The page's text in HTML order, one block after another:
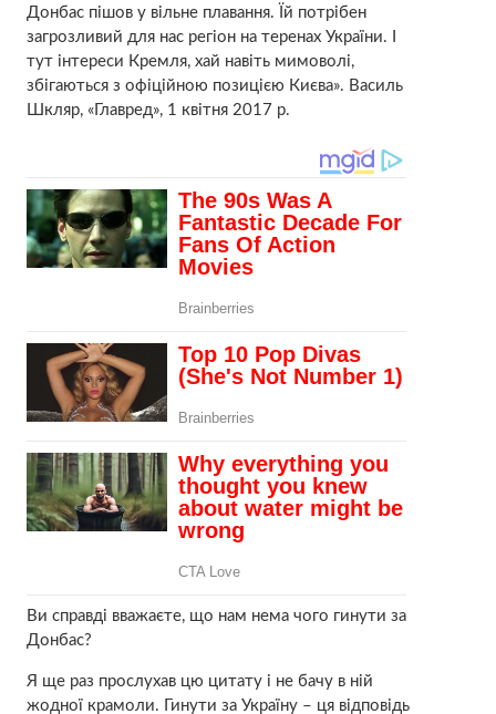
Донбас пішов у вільне плавання. Їй потрібен
загрозливий для нас регіон на теренах України. І
тут інтереси Кремля, хай навіть мимоволі,
збігаються з офіційною позицією Києва». Василь
Шкляр, «Главред», 1 квітня 2017 р.
Ви справді вважаєте, що нам нема чого гинути за
Донбас?
Я ще раз прослухав цю цитату і не бачу в ній
жодної крамоли. Гинути за Україну – ця відповідь